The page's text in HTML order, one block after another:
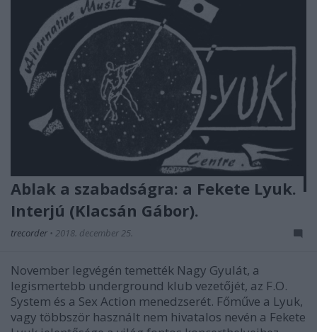
Ablak a szabadságra: a Fekete Lyuk.
Interjú (Klacsán Gábor).
trecorder • 2018. december 25.
November legvégén temették Nagy Gyulát, a
legismertebb underground klub vezetőjét, az F.O.
System és a Sex Action menedzserét. Főműve a Lyuk,
vagy többször használt nem hivatalos nevén a Fekete